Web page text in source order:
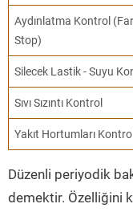
Aydınlatma Kontrol
Stop)
Silecek Lastik - Suyu
Sıvı Sızıntı Kontrol
Yakıt Hortumları Kontrol
Düzenli periyodik
demektir. Özelliğini